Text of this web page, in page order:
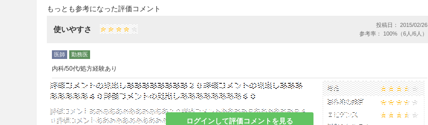
る。
注意事項
に行うこと。徐脈又は低血圧の症状があらわれた場合には減量又は投与を中止する
こと。また、必要に応じアトロピンを使用すること。なお、肝機能、腎機能、血液
像等に注意すること。
もっとも参考になった評価コメント
ログインして評価コメントを見る
使いやすさ
投稿日： 2015/02/26
参考率： 100%（6人/6人）
内科/50代/処方経験あり